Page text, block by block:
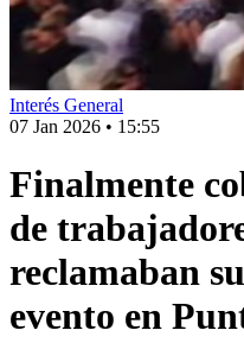
Interés General
07 Jan 2026 • 15:55
Finalmente
de
reclamaban
evento en